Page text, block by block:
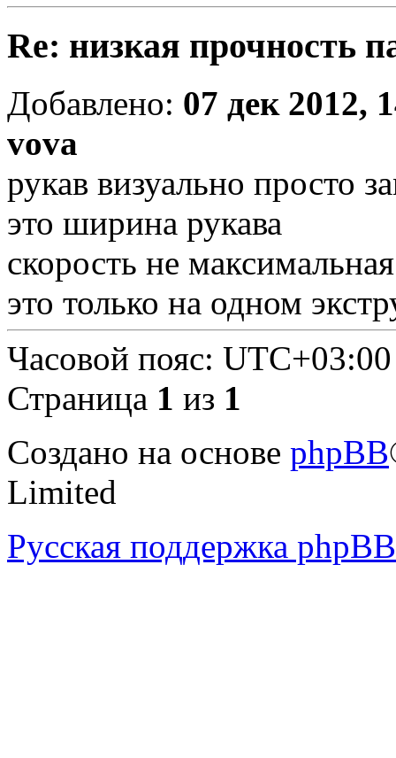
Re: низкая прочность
Добавлено: 07 дек 2012,
vova
рукав визуально просто
это ширина рукава
скорость не максимальная
это только на одном
Часовой пояс: UTC+03:00
Страница 1 из 1
Создано на основе phpBB
Limited
Русская поддержка phpBB